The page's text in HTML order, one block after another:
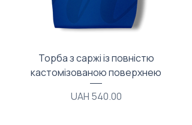
Торба з саржі із повністю
кастомізованою поверхнею
Price
UAH 540.00